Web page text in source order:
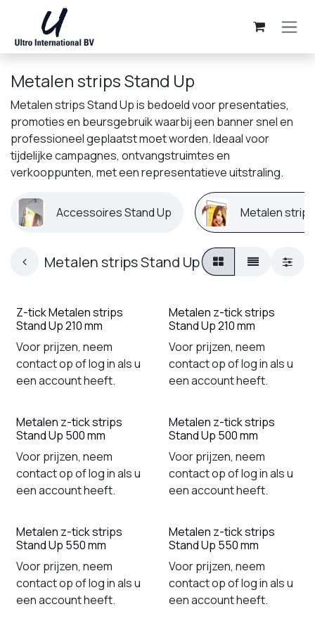
Overslaan naar inhoud
Metalen strips Stand Up
Metalen strips Stand Up is bedoeld voor presentaties,
promoties en beursgebruik waarbij een banner snel en
professioneel geplaatst moet worden. Ideaal voor
tijdelijke campagnes, ontvangstruimtes en
verkooppunten, met een representatieve uitstraling.
Accessoires Stand Up Metalen
Metalen strips Stand Up
Z-tick Metalen strips
Stand Up 210 mm
Voor prijzen, neem
contact op of log in als u
een account heeft.
Metalen z-tick strips
Stand Up 210 mm
Voor prijzen, neem
contact op of log in als u
een account heeft.
Metalen z-tick strips
Stand Up 500 mm
Voor prijzen, neem
contact op of log in als u
een account heeft.
Metalen z-tick strips
Stand Up 500 mm
Voor prijzen, neem
contact op of log in als u
een account heeft.
Metalen z-tick strips
Stand Up 550 mm
Voor prijzen, neem
contact op of log in als u
een account heeft.
Metalen z-tick strips
Stand Up 550 mm
Voor prijzen, neem
contact op of log in als u
een account heeft.